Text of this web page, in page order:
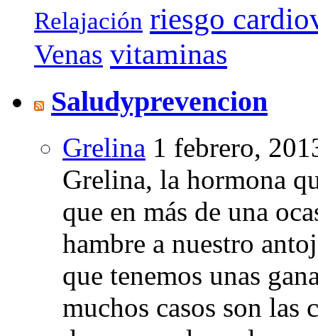
Relajación riesgo
Venas vitaminas
Saludyprevencion
Grelina 1 febrero,
Grelina, la hormona
que en más de una
hambre a nuestro
que tenemos unas
muchos casos son las